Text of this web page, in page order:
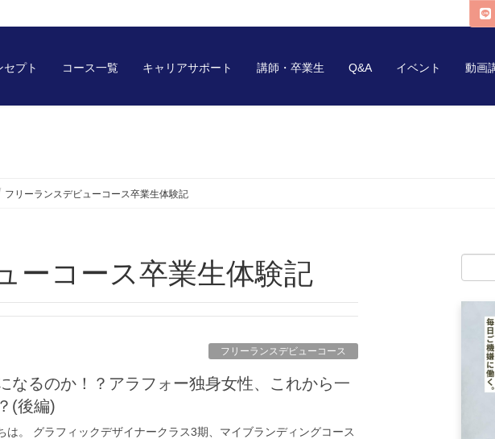
セプト コース一覧 キャリアサポート 講師・卒業生 Q&A イベント 動画
フリーランスデビューコース卒業生体験記
ーコース卒業生体験記
フリーランスデビューコース
(後編)
は。 グラフィックデザイナークラス3期、マイブランディングコース